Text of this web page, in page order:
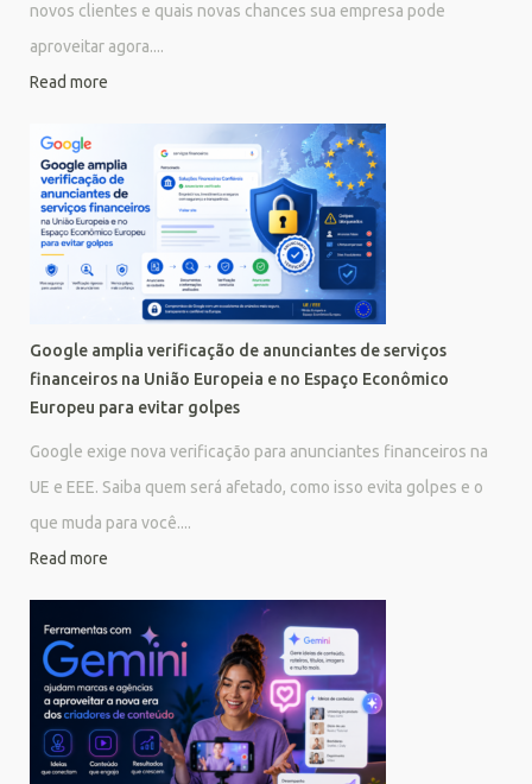
novos clientes e quais novas chances sua empresa pode
aproveitar agora....
Read more
Google amplia verificação de anunciantes de serviços
financeiros na União Europeia e no Espaço Econômico
Europeu para evitar golpes
Google exige nova verificação para anunciantes financeiros na
UE e EEE. Saiba quem será afetado, como isso evita golpes e o
que muda para você....
Read more